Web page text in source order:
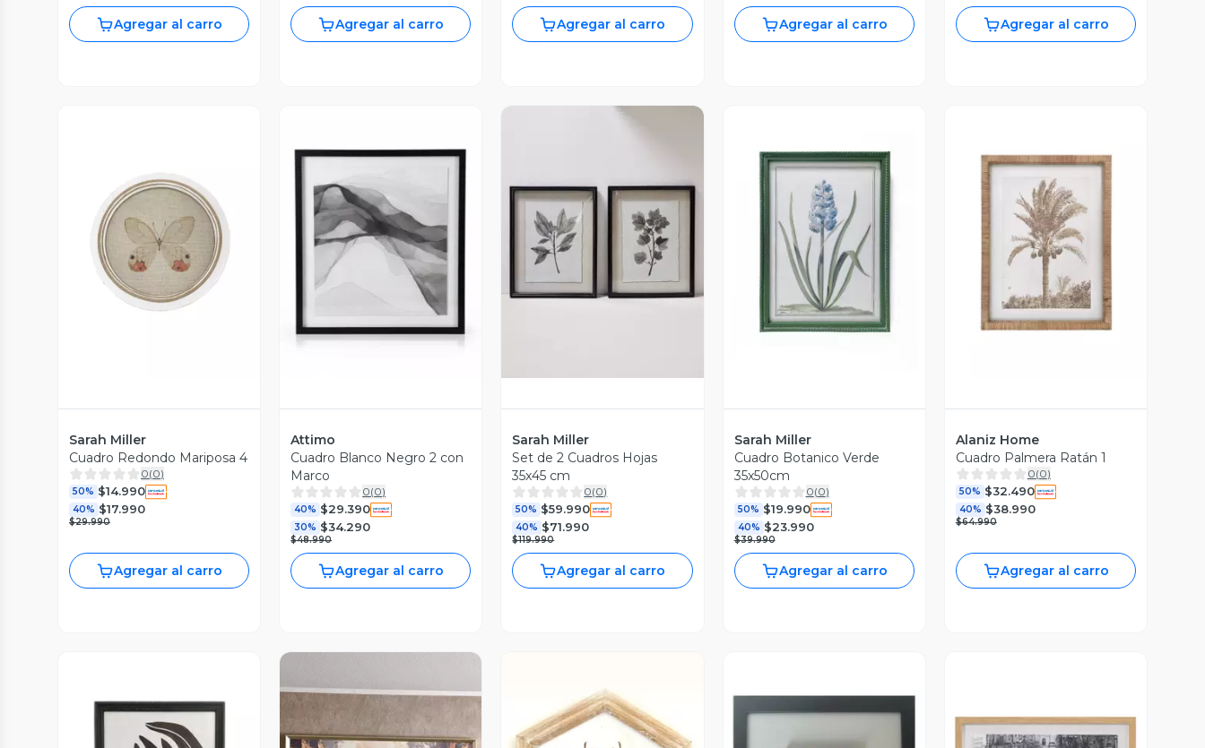
Agregar al carro Agregar al carro Agregar al carro Agregar al carro Agregar al carro
Vista Previa
Sarah Miller
Cuadro Redondo Mariposa 4
0(0)
50% $14.990
40% $17.990
$29.990
Agregar al carro
Vista Previa
Attimo
Cuadro Blanco Negro 2 con
Marco
0(0)
40% $29.390
30% $34.290
$48.990
Agregar al carro
Vista Previa
Sarah Miller
Set de 2 Cuadros Hojas
35x45 cm
0(0)
50% $59.990
40% $71.990
$119.990
Agregar al carro
Vista Previa
Sarah Miller
Cuadro Botanico Verde
35x50cm
0(0)
50% $19.990
40% $23.990
$39.990
Agregar al carro
Vista Previa
Alaniz Home
Cuadro Palmera Ratán 1
0(0)
50% $32.490
40% $38.990
$64.990
Agregar al carro